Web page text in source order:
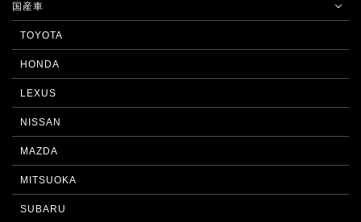
国産車
TOYOTA
HONDA
LEXUS
NISSAN
MAZDA
MITSUOKA
SUBARU